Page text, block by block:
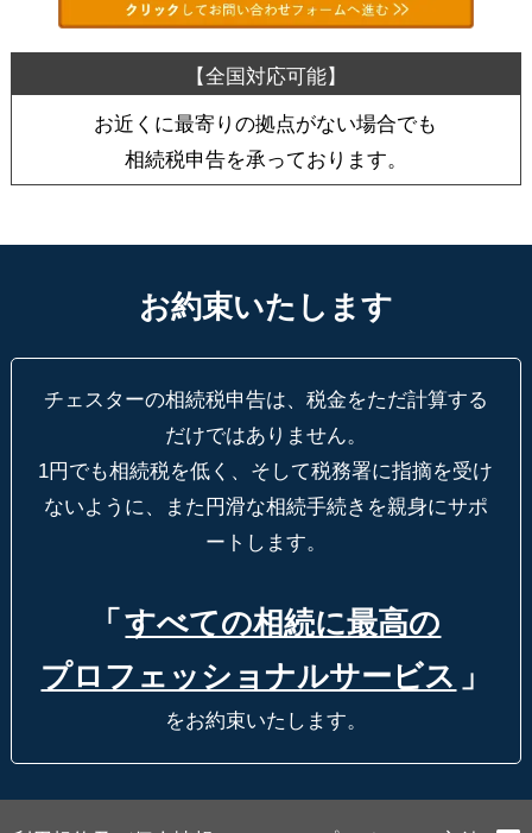
お近くに最寄りの拠点がない場合でも
相続税申告を承っております。
お約束いたします
チェスターの相続税申告は、税金をただ計算する
だけではありません。
1円でも相続税を低く、そして税務署に指摘を受け
ないように、
また円滑な相続手続きを親身にサポ
ートします。
「 すべての相続に最高の
プロフェッショナルサービス 」
をお約束いたします。